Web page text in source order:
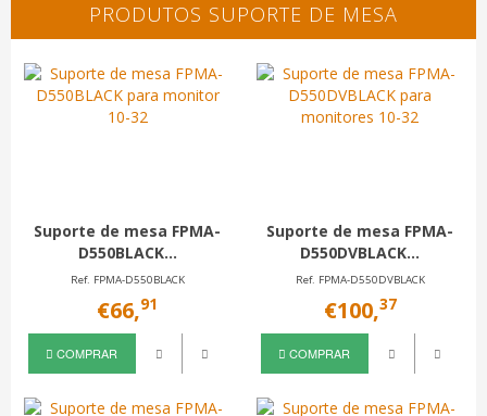
PRODUTOS SUPORTE DE MESA
Suporte de mesa FPMA-
D550BLACK...
Ref. FPMA-D550BLACK
€66,91
COMPRAR
Suporte de mesa FPMA-
D550DVBLACK...
Ref. FPMA-D550DVBLACK
€100,37
COMPRAR